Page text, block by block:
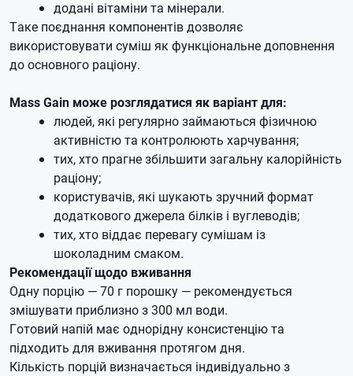
додані вітаміни та мінерали.
Таке поєднання компонентів дозволяє
використовувати суміш як функціональне доповнення
до основного раціону.
Mass Gain може розглядатися як варіант для:
людей, які регулярно займаються фізичною
активністю та контролюють харчування;
тих, хто прагне збільшити загальну калорійність
раціону;
користувачів, які шукають зручний формат
додаткового джерела білків і вуглеводів;
тих, хто віддає перевагу сумішам із
шоколадним смаком.
Рекомендації щодо вживання
Одну порцію — 70 г порошку — рекомендується
змішувати приблизно з 300 мл води.
Готовий напій має однорідну консистенцію та
підходить для вживання протягом дня.
Кількість порцій визначається індивідуально з